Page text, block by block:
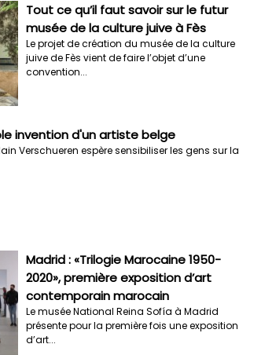
Tout ce qu’il faut savoir sur le futur
musée de la culture juive à Fès
Le projet de création du musée de la culture
juive de Fès vient de faire l’objet d’une
convention...
invention d'un artiste belge
Verschueren espère sensibiliser les gens sur la
Madrid : «Trilogie Marocaine 1950-
2020», première exposition d’art
contemporain marocain
Le musée National Reina Sofía à Madrid
présente pour la première fois une exposition
d’art...